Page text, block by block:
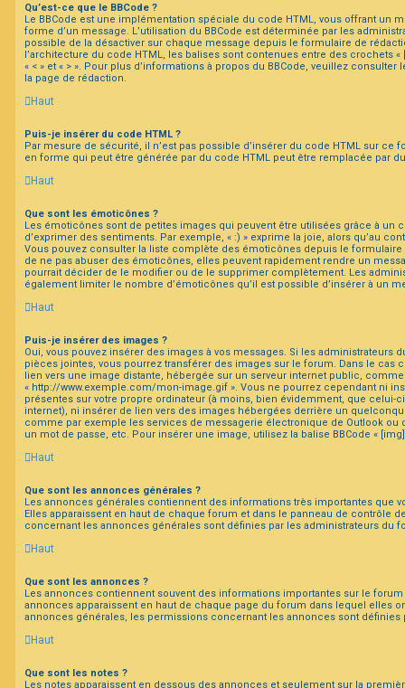
Qu’est-ce que le BBCode ?
Le BBCode est une implémentation spéciale du code HTML, vous offrant un
forme d’un message. L’utilisation du BBCode est déterminée par les
possible de la désactiver sur chaque message depuis le formulaire de
l’architecture du code HTML, les balises sont contenues entre des crochets «
« < » et « > ». Pour plus d’informations à propos du BBCode, veuillez
la page de rédaction.
Haut
Puis-je insérer du code HTML ?
Par mesure de sécurité, il n’est pas possible d’insérer du code HTML sur ce
en forme qui peut être générée par du code HTML peut être remplacée par
Haut
Que sont les émoticônes ?
Les émoticônes sont de petites images qui peuvent être utilisées grâce à un
d’exprimer des sentiments. Par exemple, « :) » exprime la joie, alors qu’au
Vous pouvez consulter la liste complète des émoticônes depuis le formulaire
de ne pas abuser des émoticônes, elles peuvent rapidement rendre un
pourrait décider de le modifier ou de le supprimer complètement. Les
également limiter le nombre d’émoticônes qu’il est possible d’insérer à un
Haut
Puis-je insérer des images ?
Oui, vous pouvez insérer des images à vos messages. Si les administrateurs
pièces jointes, vous pourrez transférer des images sur le forum. Dans le cas
lien vers une image distante, hébergée sur un serveur internet public,
« http://www.exemple.com/mon-image.gif ». Vous ne pourrez cependant ni
présentes sur votre propre ordinateur (à moins, bien évidemment, que celui-
internet), ni insérer de lien vers des images hébergées derrière un
comme par exemple les services de messagerie électronique de Outlook ou
un mot de passe, etc. Pour insérer une image, utilisez la balise BBCode « [img]
Haut
Que sont les annonces générales ?
Les annonces générales contiennent des informations très importantes que
Elles apparaissent en haut de chaque forum et dans le panneau de contrôle
concernant les annonces générales sont définies par les administrateurs du
Haut
Que sont les annonces ?
Les annonces contiennent souvent des informations importantes sur le
annonces apparaissent en haut de chaque page du forum dans lequel elles
annonces générales, les permissions concernant les annonces sont définies
Haut
Que sont les notes ?
Les notes apparaissent en dessous des annonces et seulement sur la